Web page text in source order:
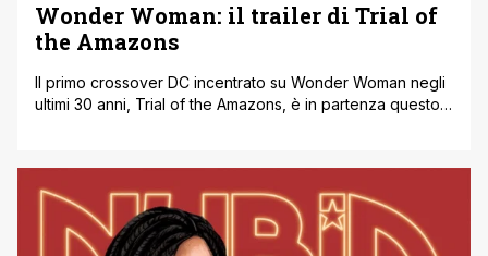
Wonder Woman: il trailer di Trial of
the Amazons
Il primo crossover DC incentrato su Wonder Woman negli
ultimi 30 anni, Trial of the Amazons, è in partenza questo
scrittori Michael W. Conrad e Becky Cloonan. Michael W.
Conrad afferma nel video: “Non c’è stato alcun crossover